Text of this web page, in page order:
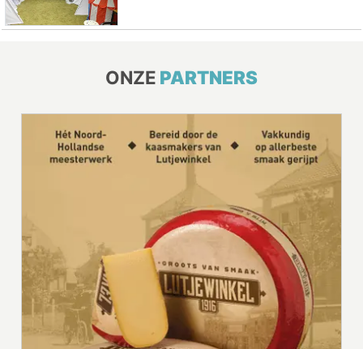
ONZE PARTNERS